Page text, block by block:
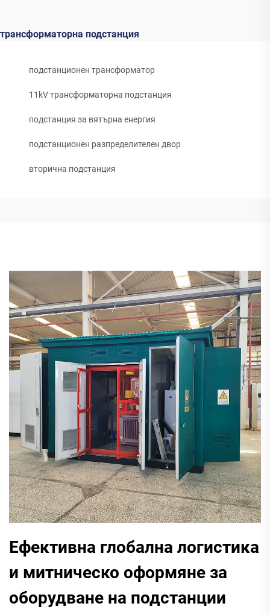
трансформаторна подстанция
подстанционен трансформатор
11kV трансформаторна подстанция
подстанция за вятърна енергия
подстанционен разпределителен двор
вторична подстанция
Ефективна глобална логистика
и митническо оформяне за
оборудване на подстанции